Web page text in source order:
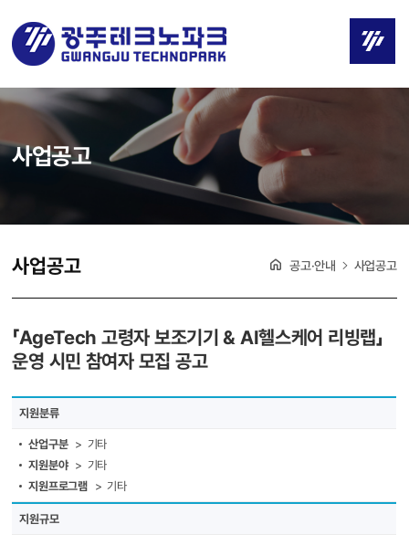
사업공고
사업공고 공고·안내 사업공고
「AgeTech 고령자 보조기기 & AI헬스케어 리빙랩」
운영 시민 참여자 모집 공고
지원분류
산업구분> 기타
지원분야> 기타
지원프로그램 > 기타
지원규모